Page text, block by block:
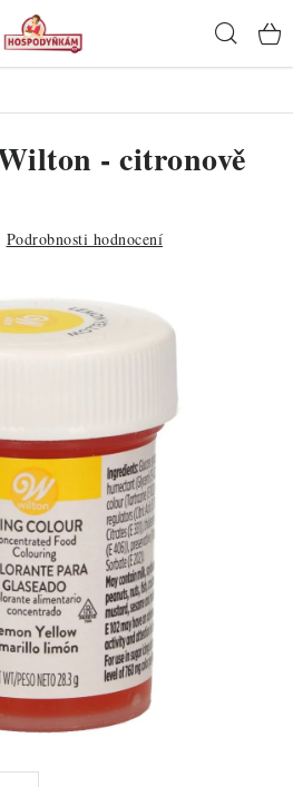
- citronově
Podrobnosti hodnocení